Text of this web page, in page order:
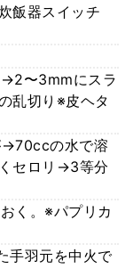
飯器スイッチ
〜3mmにスラ
乱切り※皮ヘタ
の水で溶
セロリ→3等分
く。※パプリカ
手羽元を中火で